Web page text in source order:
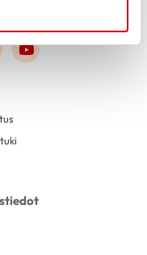
to instagram
Link to youtube